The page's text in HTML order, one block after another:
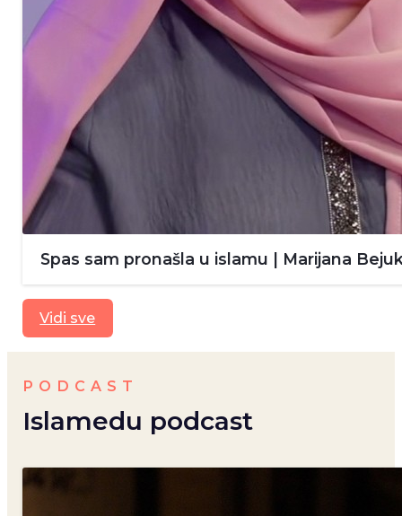
Spas sam pronašla u islamu | Marijana
Vidi sve
PODCAST
Islamedu podcast